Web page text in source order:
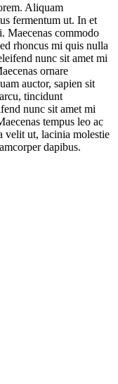
Aliquam
fermentum ut. In et
Maecenas commodo
rhoncus mi quis nulla
nunc sit amet mi
ornare
auctor, sapien sit
tincidunt
nunc sit amet mi
tempus leo ac
velit ut, lacinia molestie
dapibus.